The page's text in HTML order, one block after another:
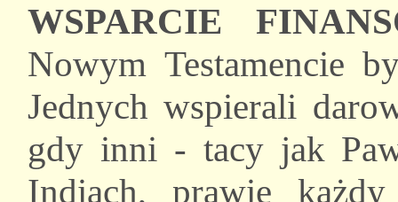
WSPARCIE
Nowym Testamencie
Jednych wspierali
gdy inni - tacy jak
Indiach, prawie